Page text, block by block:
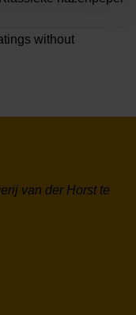
without
van der Horst te